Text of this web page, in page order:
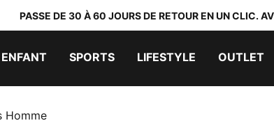
PASSE DE 30 À 60 JOURS DE RETOUR EN UN CLIC.
ENFANT SPORTS LIFESTYLE OUTLET
Homme